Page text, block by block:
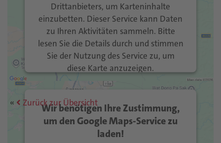
Drittanbieters, um Karteninhalte
einzubetten. Dieser Service kann Daten
zu Ihren Aktivitäten sammeln. Bitte
lesen Sie die Details durch und stimmen
Sie der Nutzung des Service zu, um
diese Karte anzuzeigen.
Mehr Informationen
Akzeptieren
Usercentrics Consent
Wir benötigen Ihre Zustimmung,
um den Google Maps-Service zu
laden!
Zurück zur Übersicht